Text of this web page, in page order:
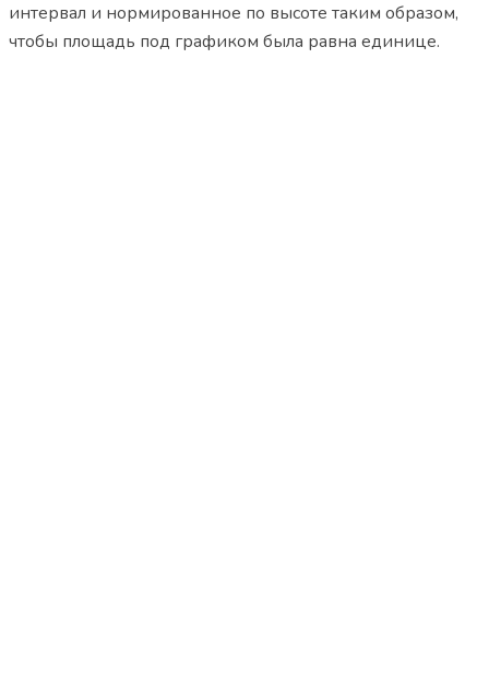
интервал и нормированное по высоте таким образом,
чтобы площадь под графиком была равна единице.